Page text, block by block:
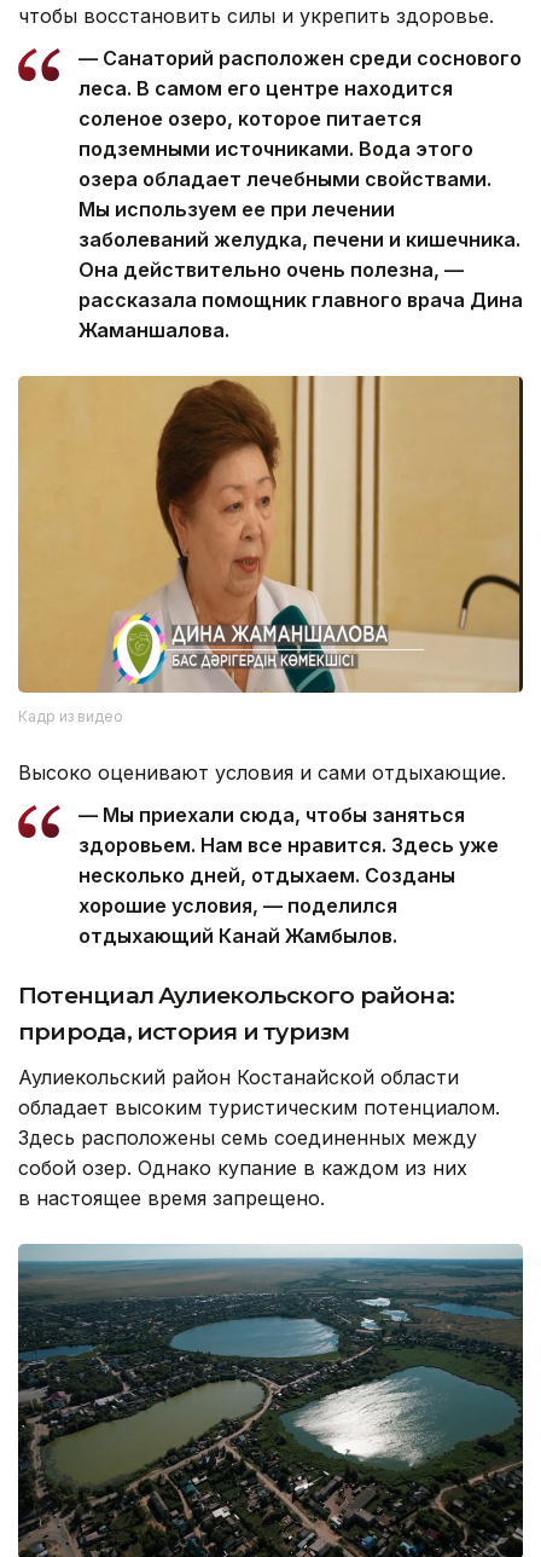
чтобы восстановить силы и укрепить здоровье.
— Санаторий расположен среди соснового
леса. В самом его центре находится
соленое озеро, которое питается
подземными источниками. Вода этого
озера обладает лечебными свойствами.
Мы используем ее при лечении
заболеваний желудка, печени и кишечника.
Она действительно очень полезна, —
рассказала помощник главного врача Дина
Жаманшалова.
Кадр из видео
Высоко оценивают условия и сами отдыхающие.
— Мы приехали сюда, чтобы заняться
здоровьем. Нам все нравится. Здесь уже
несколько дней, отдыхаем. Созданы
хорошие условия, — поделился
отдыхающий Канай Жамбылов.
Потенциал Аулиекольского района:
природа, история и туризм
Аулиекольский район Костанайской области
обладает высоким туристическим потенциалом.
Здесь расположены семь соединенных между
собой озер. Однако купание в каждом из них
в настоящее время запрещено.